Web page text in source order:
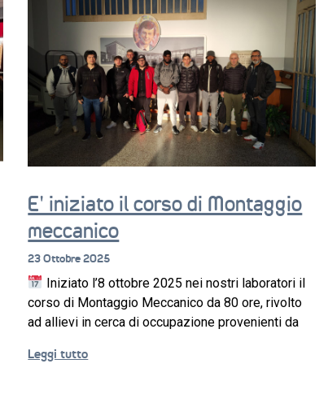
E’ iniziato il corso di Montaggio
meccanico
23 Ottobre 2025
Iniziato l’8 ottobre 2025 nei nostri laboratori il
corso di Montaggio Meccanico da 80 ore, rivolto
ad allievi in cerca di occupazione provenienti da
Leggi tutto